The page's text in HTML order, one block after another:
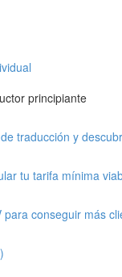
principiante
traducción y
tu tarifa mínima
conseguir más